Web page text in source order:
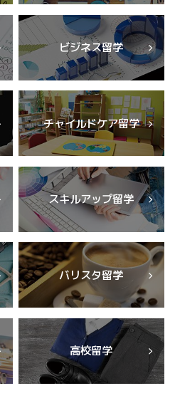
ビジネス留学
チャイルドケア留学
スキルアップ留学
バリスタ留学
高校留学